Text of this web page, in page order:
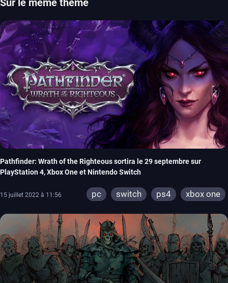
Sur le même thème
Pathfinder: Wrath of the Righteous sortira le 29 septembre sur
PlayStation 4, Xbox One et Nintendo Switch
15 juillet 2022 à 11:56 pc switch ps4 xbox one